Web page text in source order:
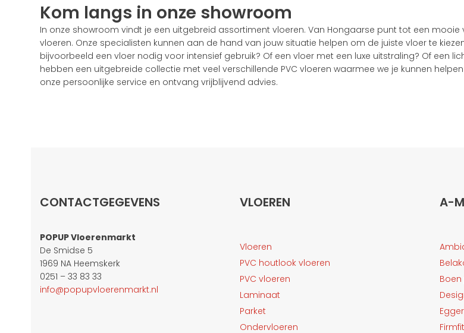
Kom langs in onze showroom
In onze showroom vindt je een uitgebreid assortiment vloeren. Van Hongaarse punt tot een
vloeren. Onze specialisten kunnen aan de hand van jouw situatie helpen om de juiste vloer te
bijvoorbeeld een vloer nodig voor intensief gebruik? Of een vloer met een luxe uitstraling? Of een
hebben een uitgebreide collectie met veel verschillende PVC vloeren waarmee we je kunnen
onze persoonlijke service en ontvang vrijblijvend advies.
CONTACTGEGEVENS
POPUP Vloerenmarkt
De Smidse 5
1969 NA Heemskerk
0251 – 33 83 33
info@popupvloerenmarkt.nl
VLOEREN
Vloeren
PVC houtlook vloeren
PVC vloeren
Laminaat
Parket
Ondervloeren
A-